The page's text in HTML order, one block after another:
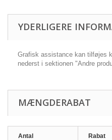
YDERLIGERE
Grafisk assistance kan tilføjes
nederst i sektionen "Andre
MÆNGDERABAT
Antal Rabat